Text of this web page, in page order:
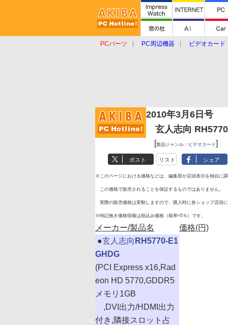
PCパーツ PC周辺機器 ビデオカード
2010年3月6日号
玄人志向
[製品ジャンル： ビデオカード]
ポスト リスト シェア
※このページにおける価格などは、編集部が店頭表示を独自に調
この価格で販売されることを保証するものではありません。
実際の販売価格は変動しますので、購入時に各ショップ店頭に
※特記無き価格情報は税込み価格（税率=5％）です。
メーカー/製品名 価格(円)
●玄人志向 RH5770-E1
GHDG
(PCI Express x16,Rad
eon HD 5770,GDDR5
メモリ1GB
,DVI出力/HDMI出力
付き,隣接スロット占